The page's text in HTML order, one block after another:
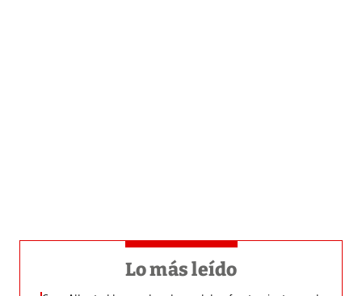
Lo más leído